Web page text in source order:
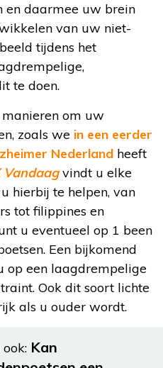
en daarmee uw brein
van uw niet-
tijdens het
te doen.
om uw
zoals we in een eerder
Nederland heeft
Vandaagvindt u elke
hierbij te helpen, van
tot filippines en
u eventueel op 1 been
Een bijkomend
op een laagdrempelige
Ook dit soort lichte
als u ouder wordt.
ook: Kan